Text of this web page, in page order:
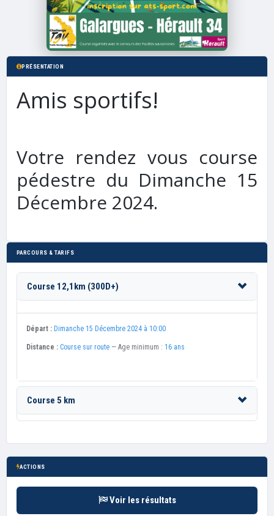
PRÉSENTATION
Amis sportifs!
Votre rendez vous course
pédestre du Dimanche 15
Décembre 2024.
PARCOURS & TARIFS
Course 12,1km (300D+)
Départ : Dimanche 15 Décembre 2024 à 10:00
Distance : Course sur route — Age minimum : 16 ans
Course 5 km
ACTIONS
Voir les résultats